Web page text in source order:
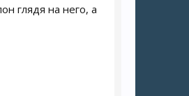
глядя на него, а